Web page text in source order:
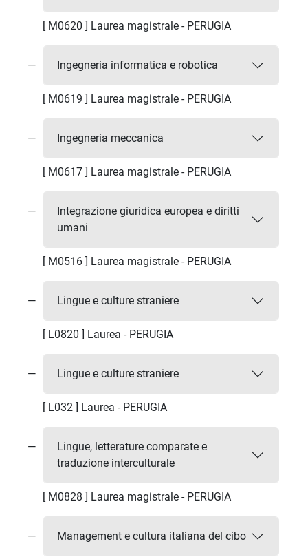
[ M0620 ] Laurea magistrale - PERUGIA
Ingegneria informatica e robotica
[ M0619 ] Laurea magistrale - PERUGIA
Ingegneria meccanica
[ M0617 ] Laurea magistrale - PERUGIA
Integrazione giuridica europea e diritti
umani
[ M0516 ] Laurea magistrale - PERUGIA
Lingue e culture straniere
[ L0820 ] Laurea - PERUGIA
Lingue e culture straniere
[ L032 ] Laurea - PERUGIA
Lingue, letterature comparate e
traduzione interculturale
[ M0828 ] Laurea magistrale - PERUGIA
Management e cultura italiana del cibo